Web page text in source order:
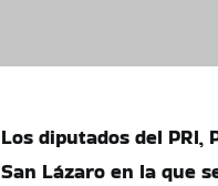
Los diputados del PRI,
San Lázaro en la que